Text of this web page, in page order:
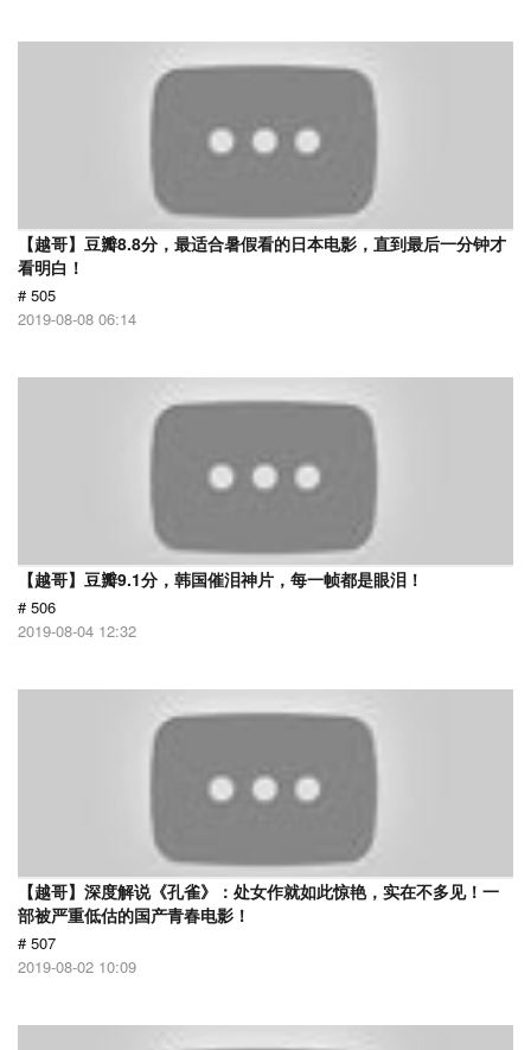
【越哥】豆瓣8.8分，最适合暑假看的日本电影，直到最后一分钟才
看明白！
# 505
2019-08-08 06:14
【越哥】豆瓣9.1分，韩国催泪神片，每一帧都是眼泪！
# 506
2019-08-04 12:32
【越哥】深度解说《孔雀》：处女作就如此惊艳，实在不多见！一
部被严重低估的国产青春电影！
# 507
2019-08-02 10:09